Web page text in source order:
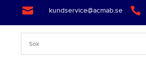
 kundservice@acmab.se 